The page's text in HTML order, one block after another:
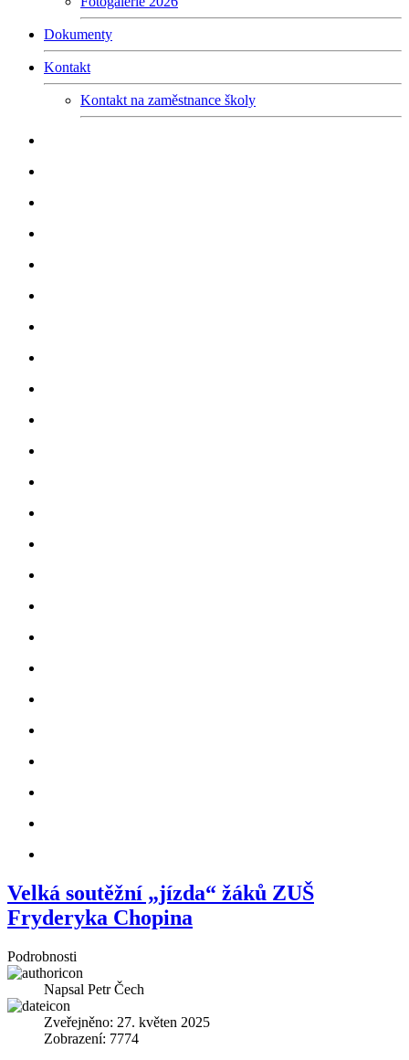
Dokumenty
Kontakt
Kontakt na zaměstnance školy
Velká soutěžní „jízda“ žáků ZUŠ
Fryderyka Chopina
Podrobnosti
Napsal Petr Čech
Zveřejněno: 27. květen 2025
Zobrazení: 7774